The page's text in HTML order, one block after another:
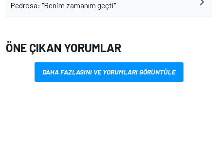
Pedrosa: "Benim zamanım geçti"
ÖNE ÇIKAN YORUMLAR
DAHA FAZLASINI VE YORUMLARI GÖRÜNTÜLE